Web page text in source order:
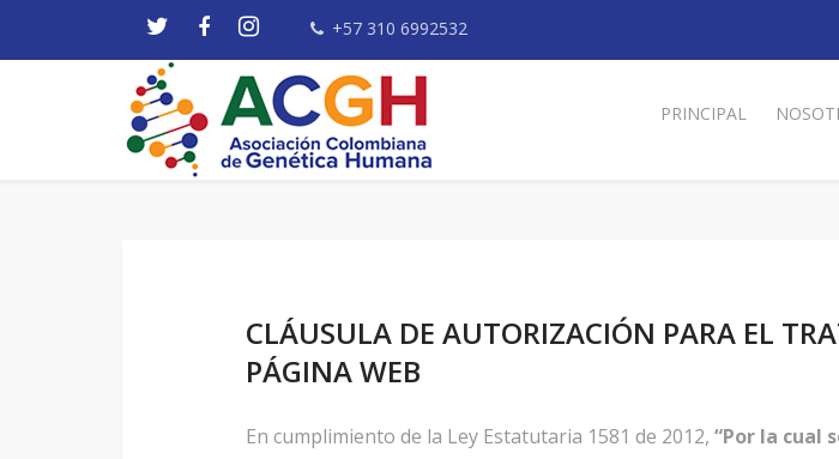
+57 310 6992532
PRINCIPAL
CLÁUSULA DE AUTORIZACIÓN PARA EL
PÁGINA WEB
En cumplimiento de la Ley Estatutaria 1581 de 2012, “Por la cual